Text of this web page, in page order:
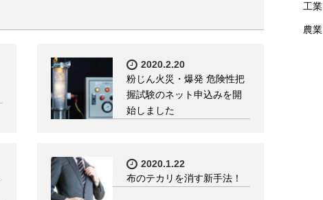
2020.2.20
粉じん火災・爆発 危険性把
握試験のネット申込みを開
始しました
2020.1.22
布のテカリを消す新手法！
工業
農業